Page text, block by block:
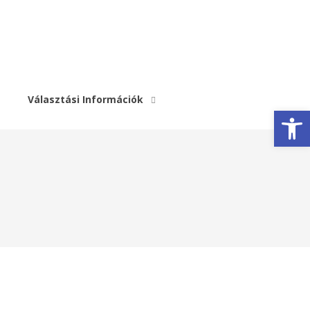
Eszköztár megnyitása
Választási Információk